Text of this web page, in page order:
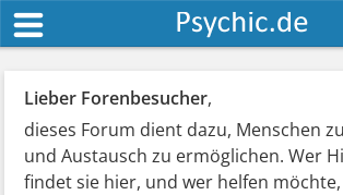
Lieber Forenbesucher,
dieses Forum dient dazu, Menschen
und Austausch zu ermöglichen. Wer
findet sie hier, und wer helfen